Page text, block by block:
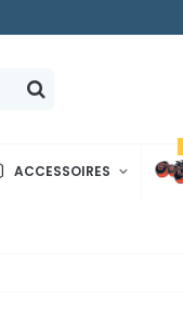
ACCESSOIRES